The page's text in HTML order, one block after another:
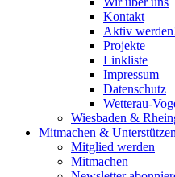
Kontakt
Aktiv
Projekte
Linkliste
Impressum
Datenschutz
Wetterau-
Wiesbaden &
Mitmachen & Unterstützen
Mitglied werden
Mitmachen